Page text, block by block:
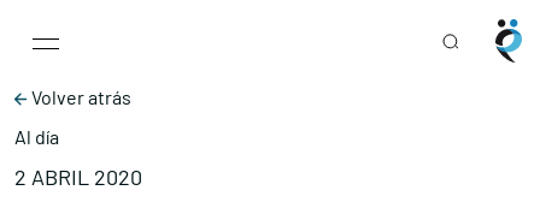
Main Navigation
Volver atrás
Al día
2 ABRIL 2020